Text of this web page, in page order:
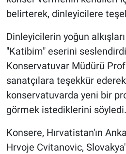
belirterek, dinleyicilere
Dinleyicilerin yoğun
"Katibim" eserini
Konservatuvar Müdürü
sanatçılara teşekkür
konservatuvarda yeni bir
görmek istediklerini söyledi.
Konsere, Hırvatistan'ın
Hrvoje Cvitanovic,